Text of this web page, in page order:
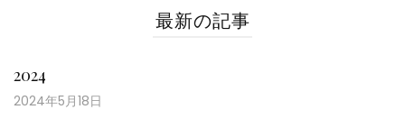
最新の記事
2024
2024年5月18日